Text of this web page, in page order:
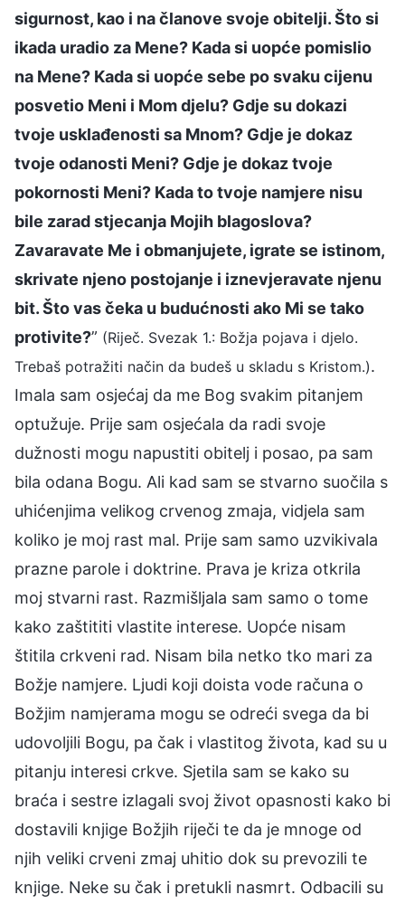
sigurnost, kao i na članove svoje obitelji. Što si
ikada uradio za Mene? Kada si uopće pomislio
na Mene? Kada si uopće sebe po svaku cijenu
posvetio Meni i Mom djelu? Gdje su dokazi
tvoje usklađenosti sa Mnom? Gdje je dokaz
tvoje odanosti Meni? Gdje je dokaz tvoje
pokornosti Meni? Kada to tvoje namjere nisu
bile zarad stjecanja Mojih blagoslova?
Zavaravate Me i obmanjujete, igrate se istinom,
skrivate njeno postojanje i iznevjeravate njenu
bit. Što vas čeka u budućnosti ako Mi se tako
protivite?” (Riječ. Svezak 1.: Božja pojava i djelo.
Trebaš potražiti način da budeš u skladu s Kristom.).
Imala sam osjećaj da me Bog svakim pitanjem
optužuje. Prije sam osjećala da radi svoje
dužnosti mogu napustiti obitelj i posao, pa sam
bila odana Bogu. Ali kad sam se stvarno suočila s
uhićenjima velikog crvenog zmaja, vidjela sam
koliko je moj rast mal. Prije sam samo uzvikivala
prazne parole i doktrine. Prava je kriza otkrila
moj stvarni rast. Razmišljala sam samo o tome
kako zaštititi vlastite interese. Uopće nisam
štitila crkveni rad. Nisam bila netko tko mari za
Božje namjere. Ljudi koji doista vode računa o
Božjim namjerama mogu se odreći svega da bi
udovoljili Bogu, pa čak i vlastitog života, kad su u
pitanju interesi crkve. Sjetila sam se kako su
braća i sestre izlagali svoj život opasnosti kako bi
dostavili knjige Božjih riječi te da je mnoge od
njih veliki crveni zmaj uhitio dok su prevozili te
knjige. Neke su čak i pretukli nasmrt. Odbacili su